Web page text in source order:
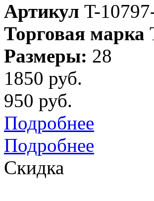
Артикул T-
Торговая марка
Размеры: 28
1850 руб.
950 руб.
Подробнее
Подробнее
Скидка